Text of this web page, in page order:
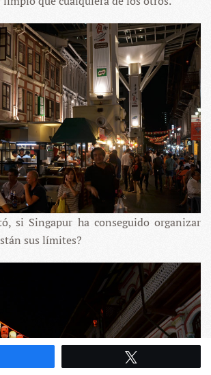
si Singapur ha conseguido organizar
sus límites?